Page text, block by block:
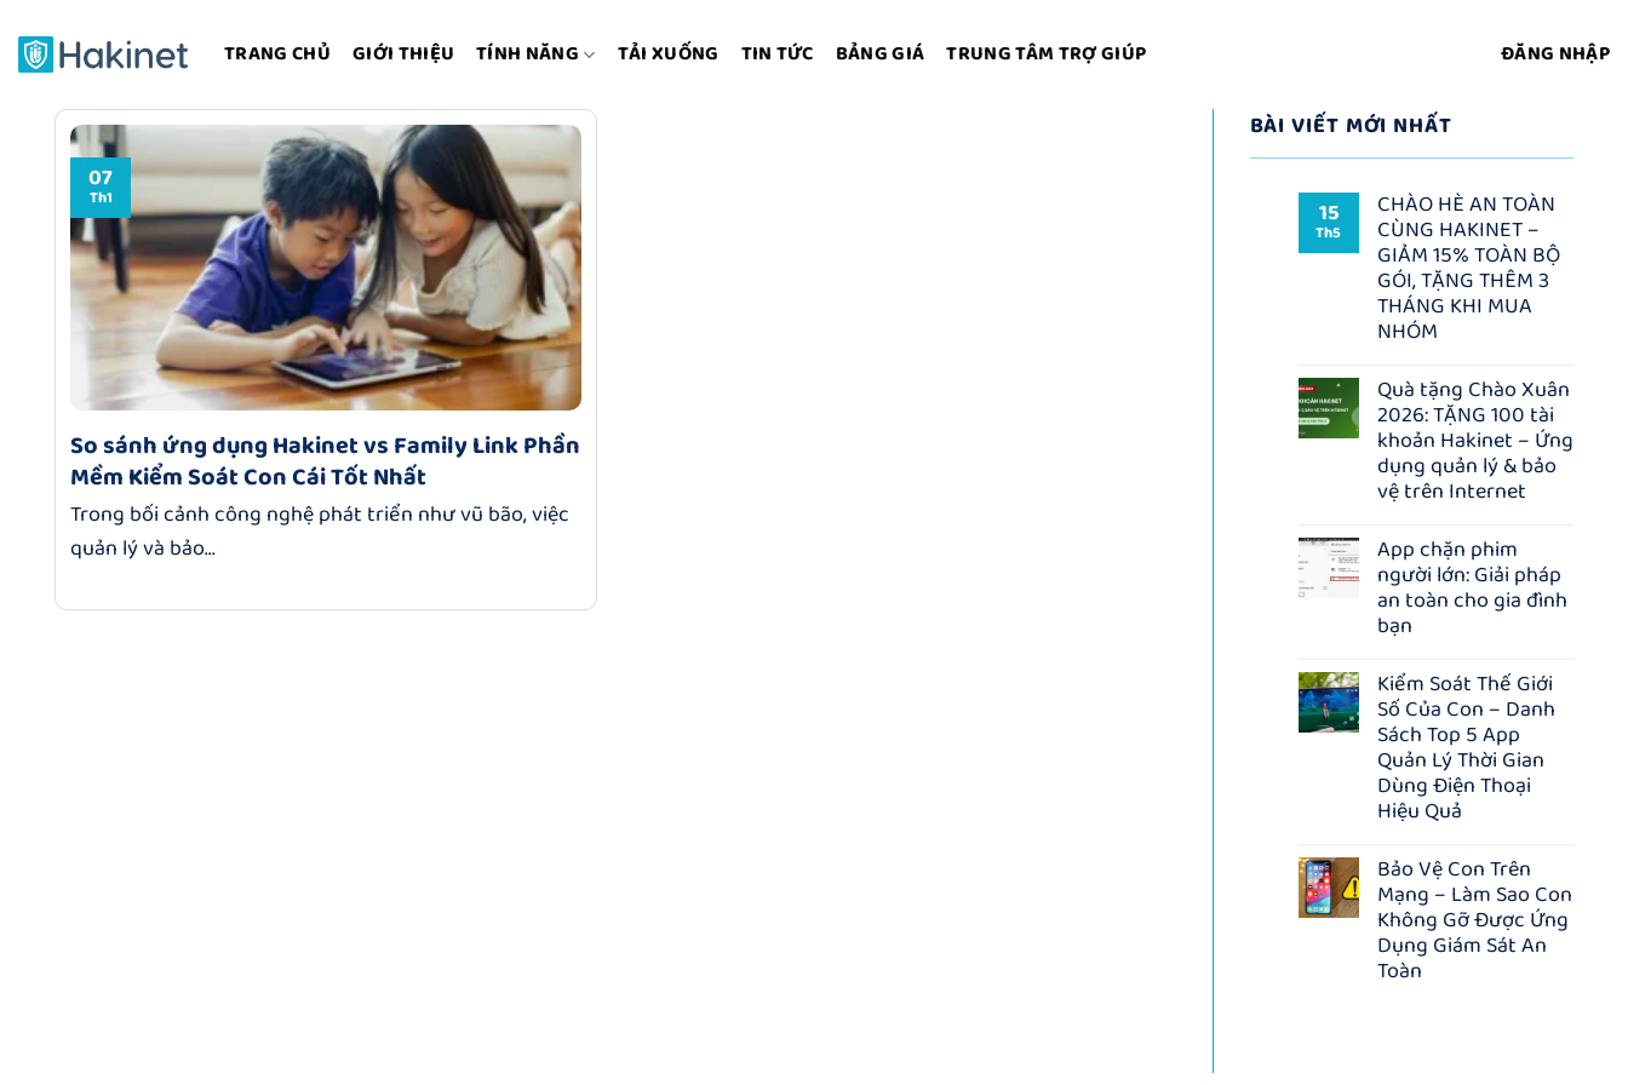
qua
nội
TRANG CHỦ GIỚI THIỆU TÍNH NĂNG TẢI XUỐNG TIN TỨC BẢNG GIÁ TRUNG TÂM TRỢ GIÚP ĐĂNG NHẬP
So sánh ứng dụng Hakinet vs Family Link Phần
Mềm Kiểm Soát Con Cái Tốt Nhất
Trong bối cảnh công nghệ phát triển như vũ bão, việc
quản lý và bảo...
07
Th1
BÀI VIẾT MỚI NHẤT
15
Th5
CHÀO HÈ AN TOÀN
CÙNG HAKINET –
GIẢM 15% TOÀN BỘ
GÓI, TẶNG THÊM 3
THÁNG KHI MUA
NHÓM
có
bình
luận
ở
CHÀO
HÈ
AN
TOÀN
HAKINET
–
GIẢM
15%
TOÀN
BỘ
TẶNG
THÊM
3
THÁNG
KHI
MUA
NHÓM
Quà tặng Chào Xuân
2026: TẶNG 100 tài
khoản Hakinet – Ứng
dụng quản lý & bảo
vệ trên Internet
có
bình
luận
ở
Quà
tặng
2026:
TẶNG
100
tài
khoản
Hakinet
–
Ứng
dụng
lý
&
bảo
vệ
trên
Internet
App chặn phim
người lớn: Giải pháp
an toàn cho gia đình
bạn
có
bình
luận
ở
App
chặn
phim
người
lớn:
an
toàn
cho
gia
đình
bạn
Kiểm Soát Thế Giới
Số Của Con – Danh
Sách Top 5 App
Quản Lý Thời Gian
Dùng Điện Thoại
Hiệu Quả
có
bình
luận
ở
Kiểm
Soát
Thế
Giới
Bảo Vệ Con Trên
Mạng – Làm Sao Con
Không Gỡ Được Ứng
Dụng Giám Sát An
Toàn